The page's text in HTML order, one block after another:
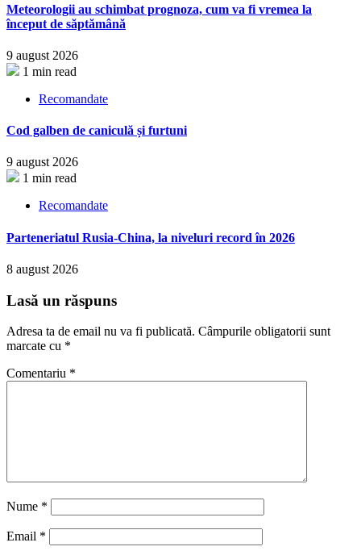
Meteorologii au schimbat prognoza, cum va fi vremea la
început de săptămână
9 august 2026
1 min read
Recomandate
Cod galben de caniculă și furtuni
9 august 2026
1 min read
Recomandate
Parteneriatul Rusia-China, la niveluri record în 2026
8 august 2026
Lasă un răspuns
Adresa ta de email nu va fi publicată. Câmpurile obligatorii sunt
marcate cu *
Comentariu *
Nume *
Email *